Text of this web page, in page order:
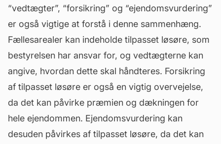
“vedtægter”, “forsikring” og “ejendomsvurdering”
er også vigtige at forstå i denne sammenhæng.
Fællesarealer kan indeholde tilpasset løsøre, som
bestyrelsen har ansvar for, og vedtægterne kan
angive, hvordan dette skal håndteres. Forsikring
af tilpasset løsøre er også en vigtig overvejelse,
da det kan påvirke præmien og dækningen for
hele ejendommen. Ejendomsvurdering kan
desuden påvirkes af tilpasset løsøre, da det kan